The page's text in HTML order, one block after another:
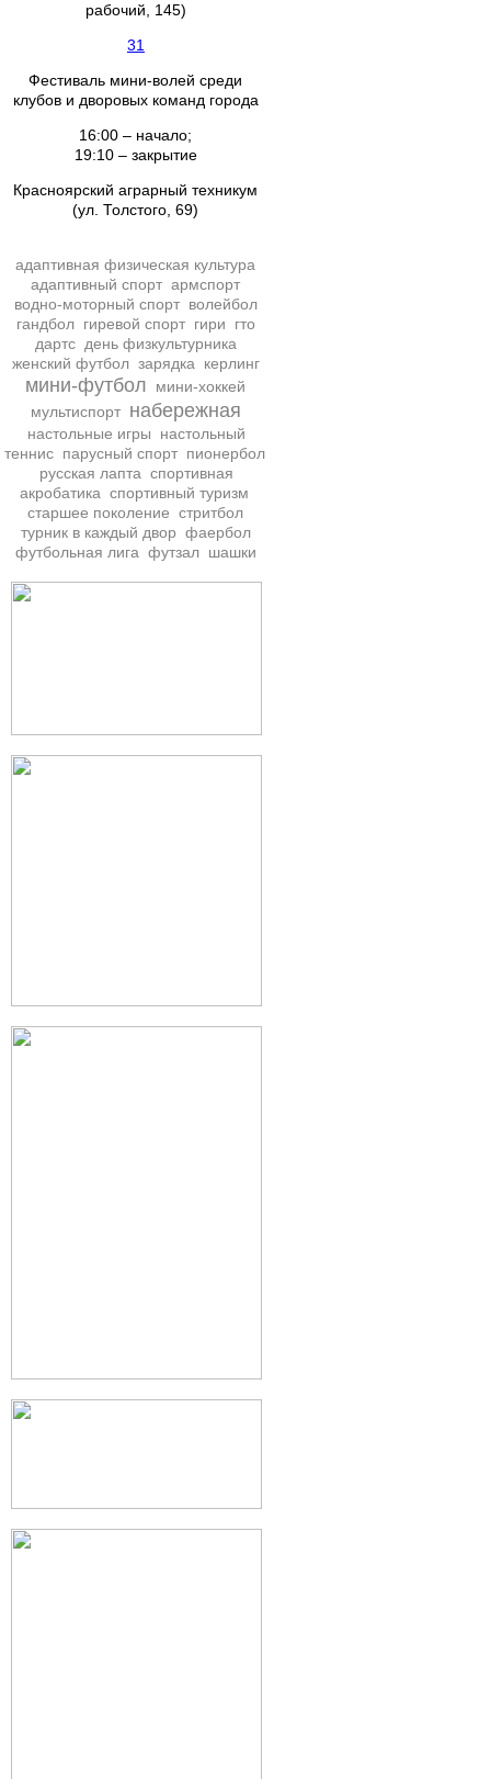
рабочий, 145)
31
Фестиваль мини-волей среди
клубов и дворовых команд города
16:00 – начало;
19:10 – закрытие
Красноярский аграрный техникум
(ул. Толстого, 69)
адаптивная физическая культура
адаптивный спорт армспорт
водно-моторный спорт волейбол
гандбол гиревой спорт гири
гто
дартс день физкультурника
женский футбол зарядка керлинг
мини-футбол
мини-хоккей
мультиспорт набережная
настольные игры
настольный
теннис парусный спорт пионербол
русская лапта спортивная
акробатика спортивный туризм
старшее поколение стритбол
турник в каждый двор фаербол
футбольная лига футзал шашки